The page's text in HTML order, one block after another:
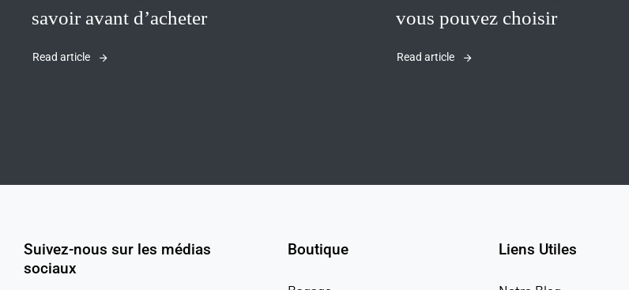
savoir avant d’acheter
Read article
vous pouvez choisir
Read article
Suivez-nous sur les médias
sociaux
Boutique Liens Utiles